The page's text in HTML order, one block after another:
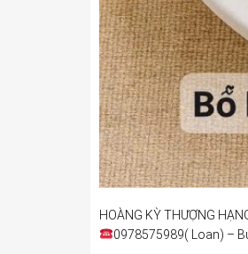
HOÀNG KỲ THƯỢNG
0978575989( Loan) –